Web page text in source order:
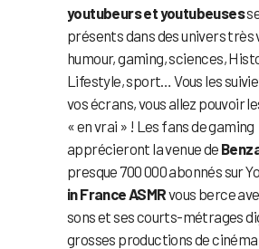
youtubeurs et youtubeuses
présents dans des univers très
humour, gaming, sciences,
Lifestyle, sport… Vous les
vos écrans, vous allez pouvoir
« en vrai » ! Les fans de gaming
apprécieront la venue de
presque 700 000 abonnés sur
in France ASMRvous berce
sons et ses courts-métrages
grosses productions de cinéma